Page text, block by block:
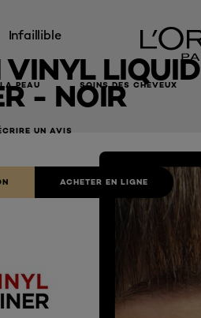
PEAU SOINS DES CHEVEUX
Infaillible
VINYL LIQUID
- NOIR
UN AVIS
ACHETER EN LIGNE